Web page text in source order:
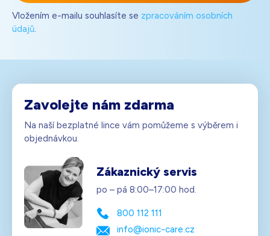
Vložením e-mailu souhlasíte se zpracováním osobních
údajů.
Zavolejte nám zdarma
Na naší bezplatné lince vám pomůžeme s výběrem i
objednávkou.
Zákaznický servis
po – pá 8:00–17:00 hod.
800 112 111
info@ionic-care.cz